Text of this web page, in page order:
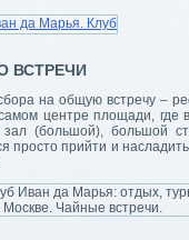
ВСТРЕЧИ
на общую встречу –
центре площади,
зал (большой), большой
просто прийти и